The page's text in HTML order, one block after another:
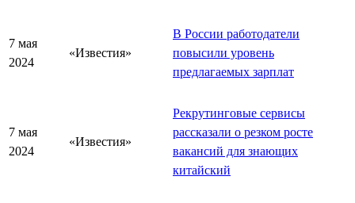
7 мая
2024
«Известия»
В России работодатели
повысили уровень
предлагаемых зарплат
7 мая
2024
«Известия»
Рекрутинговые сервисы
рассказали о резком росте
вакансий для знающих
китайский